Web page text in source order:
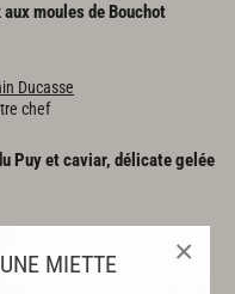
MIETTE ×
auxmoulesde Bouchot
Ducasse
chef
Puy et caviar, délicate gelée
Ducasse